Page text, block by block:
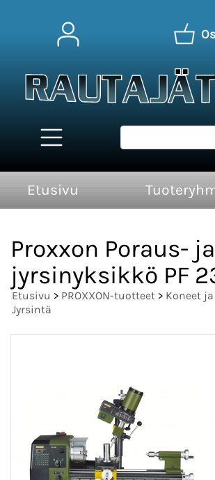
Etusivu
Proxxon Poraus- ja
jyrsinyksikkö PF
Etusivu > PROXXON-tuotteet > Koneet
Jyrsintä